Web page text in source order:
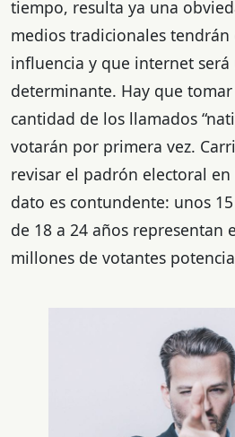
tiempo, resulta ya una
medios tradicionales tendrán
influencia y que internet
determinante. Hay que
cantidad de los llamados
votarán por primera vez.
revisar el padrón electoral
dato es contundente: unos
de 18 a 24 años representan
millones de votantes